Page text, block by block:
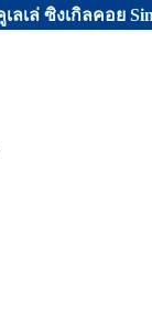
เล่ ซิงเกิลคอย